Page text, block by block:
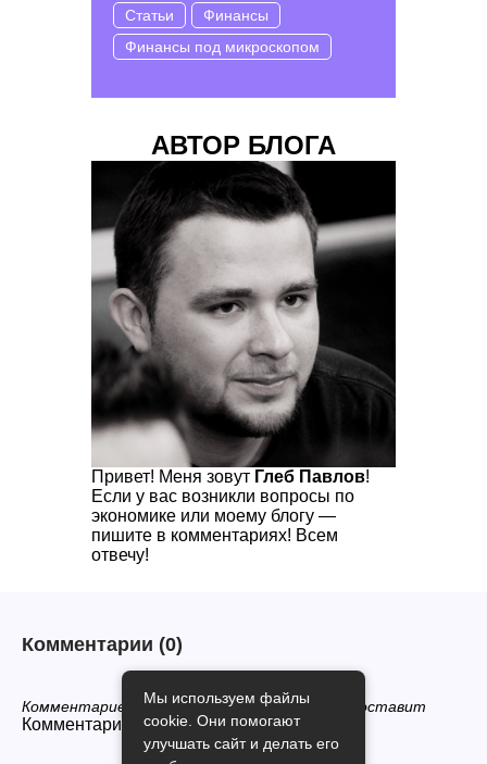
Статьи
Финансы
Финансы под микроскопом
АВТОР БЛОГА
Привет! Меня зовут Глеб Павлов!
Если у вас возникли вопросы по
экономике или моему блогу —
пишите в комментариях! Всем
отвечу!
Комментарии (0)
Комментариев нет, будьте первым кто его оставит
Комментарии закрыты.
Мы используем файлы
cookie. Они помогают
улучшать сайт и делать его